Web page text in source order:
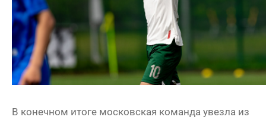
В конечном итоге московская команда увезла из